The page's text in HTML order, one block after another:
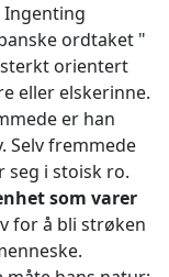
Ingenting
ordtaket "
orientert
eller elskerinne.
er han
Selv fremmede
seg i stoisk ro.
som varer
for å bli strøken